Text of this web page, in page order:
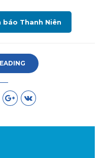
Thanh Niên